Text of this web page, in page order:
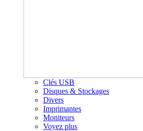
Clés USB
Disques & Stockages
Divers
Imprimantes
Moniteurs
Voyez plus